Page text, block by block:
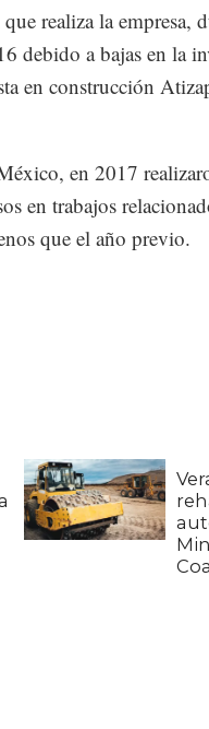
realiza la empresa,
debido a bajas en la
en construcción
en 2017
en trabajos
que el año previo.